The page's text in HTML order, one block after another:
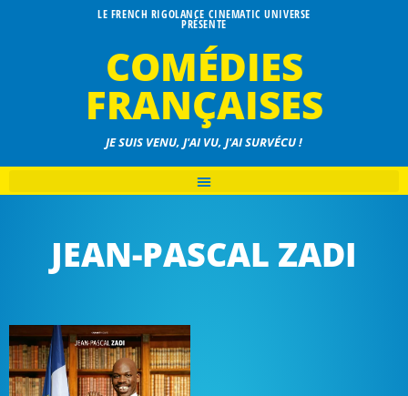
LE FRENCH RIGOLANCE CINEMATIC UNIVERSE
PRÉSENTE
COMÉDIES
FRANÇAISES
JE SUIS VENU, J'AI VU, J'AI SURVÉCU !
JEAN-PASCAL ZADI